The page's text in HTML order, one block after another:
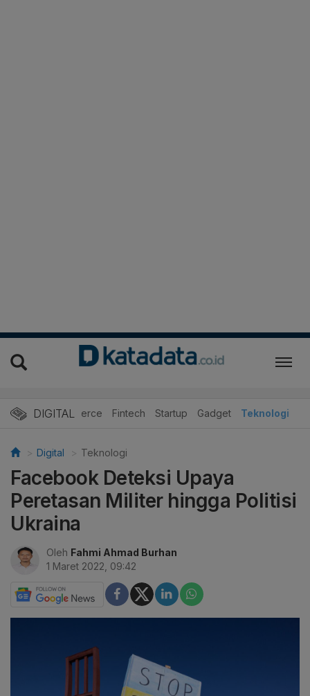
DIGITAL
E-Commerce Fintech Startup Gadget Teknologi
Digital Teknologi
Facebook Deteksi Upaya
Peretasan Militer hingga Politisi
Ukraina
Oleh Fahmi Ahmad Burhan
1 Maret 2022, 09:42